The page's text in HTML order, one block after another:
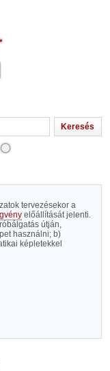
tervezésekor a
előállítását jelenti.
útján,
használni; b)
képletekkel